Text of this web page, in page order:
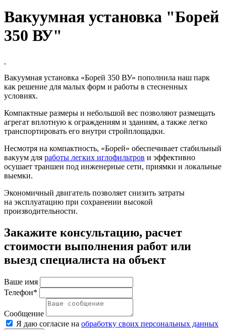
Вакуумная установка "Борей
350 ВУ"
Вакуумная установка «Борей 350 ВУ» пополнила наш парк
как решение для малых форм и работы в стесненных
условиях.
Компактные размеры и небольшой вес позволяют размещать
агрегат вплотную к ограждениям и зданиям, а также легко
транспортировать его внутри стройплощадки.
Несмотря на компактность, «Борей» обеспечивает стабильный
вакуум для работы легких иглофильтров и эффективно
осушает траншеи под инженерные сети, приямки и локальные
выемки.
Экономичный двигатель позволяет снизить затраты
на эксплуатацию при сохранении высокой
производительности.
Закажите консультацию, расчет
стоимости выполнения работ или
выезд специалиста на объект
Ваше имя
Телефон*
Сообщение
Я даю согласие на обработку своих персональных данных